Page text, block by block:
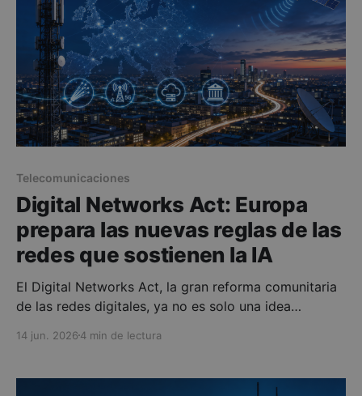
Telecomunicaciones
Digital Networks Act: Europa
prepara las nuevas reglas de las
redes que sostienen la IA
El Digital Networks Act, la gran reforma comunitaria
de las redes digitales, ya no es solo una idea
propuesta en enero de 2026 y el Consejo la debatió
ciberseguridad. No hablamos solo de fibra
14 jun. 2026 4 min de lectura